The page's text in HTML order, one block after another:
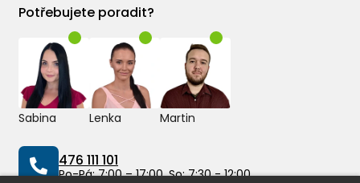
Potřebujete poradit?
Sabina Lenka Martin
476 111 101
Po-Pá: 7:00 – 17:00, So: 7:30 - 12:00